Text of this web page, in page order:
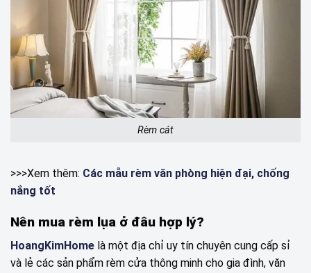
Rèm cát
>>>Xem thêm: Các mẫu rèm văn phòng hiện đại, chống
nắng tốt
Nên mua rèm lụa ở đâu hợp lý?
HoangKimHome là một địa chỉ uy tín chuyên cung cấp sỉ
và lẻ các sản phẩm rèm cửa thông minh cho gia đình, văn